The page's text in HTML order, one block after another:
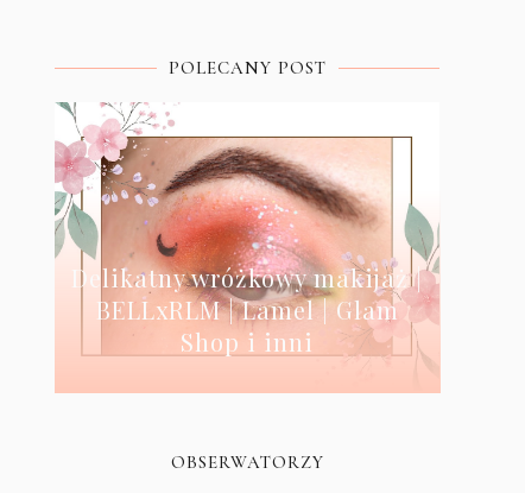
POLECANY POST
Delikatny wróżkowy makijaż |
BELLxRLM | Lamel | Glam
Shop i inni
OBSERWATORZY